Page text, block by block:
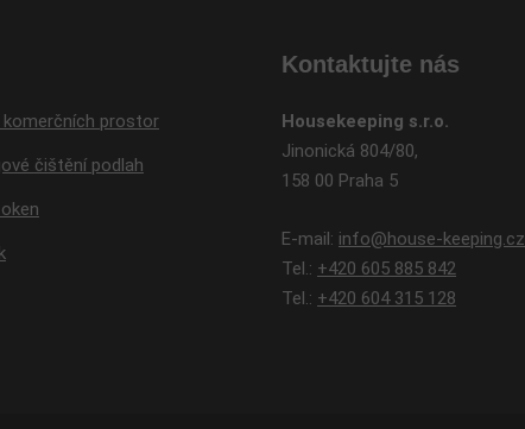
komerčních prostor
čištění podlah
Kontaktujte nás
Housekeeping s.r.o.
Jinonická 804/80,
158 00 Praha 5
E-mail: info@house-keeping.cz
Tel.: +420 605 885 842
Tel.: +420 604 315 128